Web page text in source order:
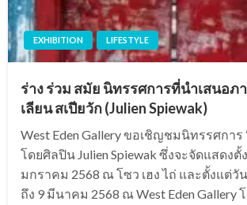
EXHIBITION LIFESTYLE
ร่าง ร่วม สมัย นิทรรศการที่นำเสนอภ
เลียน สเปียวัก (Julien Spiewak)
West Eden Gallery ขอเชิญชมนิทรรศการ
โดยศิลปิน Julien Spiewak ซึ่งจะจัดแสดงตั้
มกราคม 2568 ณ โซว เฮง ไถ่ และตั้งแต่
ถึง 9 มีนาคม 2568 ณ West Eden Gallery